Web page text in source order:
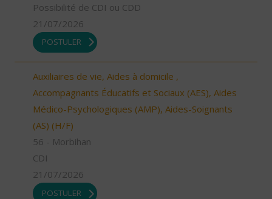
Possibilité de CDI ou CDD
21/07/2026
POSTULER
Auxiliaires de vie, Aides à domicile ,
Accompagnants Éducatifs et Sociaux (AES), Aides
Médico-Psychologiques (AMP), Aides-Soignants
(AS) (H/F)
56 - Morbihan
CDI
21/07/2026
POSTULER